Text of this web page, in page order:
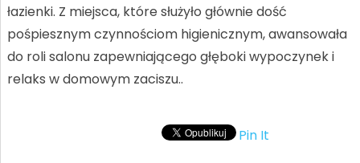
łazienki. Z miejsca, które służyło głównie dość
pośpiesznym czynnościom higienicznym, awansowała
do roli salonu zapewniającego głęboki wypoczynek i
relaks w domowym zaciszu..
Pin It